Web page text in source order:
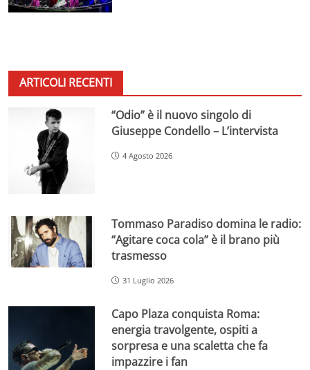
ARTICOLI RECENTI
“Odio” è il nuovo singolo di
Giuseppe Condello – L’intervista
4 Agosto 2026
Tommaso Paradiso domina le radio:
“Agitare coca cola” è il brano più
trasmesso
31 Luglio 2026
Capo Plaza conquista Roma:
energia travolgente, ospiti a
sorpresa e una scaletta che fa
impazzire i fan